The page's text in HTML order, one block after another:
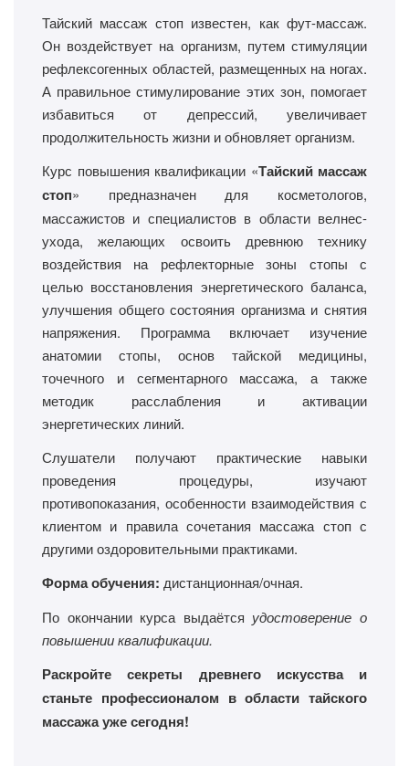
Тайский массаж стоп известен, как фут-массаж.
Он воздействует на организм, путем стимуляции
рефлексогенных областей, размещенных на ногах.
А правильное стимулирование этих зон, помогает
избавиться от депрессий, увеличивает
продолжительность жизни и обновляет организм.
Курс повышения квалификации «Тайский массаж
стоп» предназначен для косметологов,
массажистов и специалистов в области велнес-
ухода, желающих освоить древнюю технику
воздействия на рефлекторные зоны стопы с
целью восстановления энергетического баланса,
улучшения общего состояния организма и снятия
напряжения. Программа включает изучение
анатомии стопы, основ тайской медицины,
точечного и сегментарного массажа, а также
методик расслабления и активации
энергетических линий.
Слушатели получают практические навыки
проведения процедуры, изучают
противопоказания, особенности взаимодействия с
клиентом и правила сочетания массажа стоп с
другими оздоровительными практиками.
Форма обучения: дистанционная/очная.
По окончании курса выдаётся удостоверение о
повышении квалификации.
Раскройте секреты древнего искусства и
станьте профессионалом в области тайского
массажа уже сегодня!